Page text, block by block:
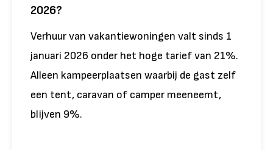
2026?
Verhuur van vakantiewoningen valt sinds 1
januari 2026 onder het hoge tarief van 21%.
Alleen kampeerplaatsen waarbij de gast zelf
een tent, caravan of camper meeneemt,
blijven 9%.